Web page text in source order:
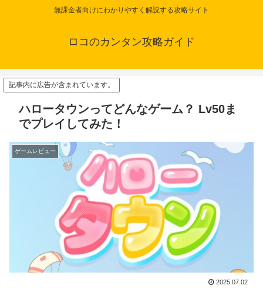
無課金者向けにわかりやすく解説する攻略サイト
ロコのカンタン攻略ガイド
記事内に広告が含まれています。
ハロータウンってどんなゲーム？ Lv50ま
でプレイしてみた！
ゲームレビュー
2025.07.02